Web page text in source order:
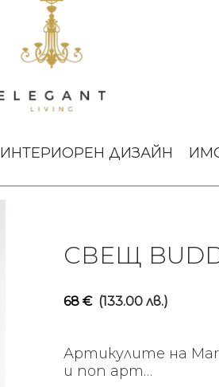
ИНТЕРИОРЕН ДИЗАЙН
СВЕЩ
68 € (133.00 лв.)
Артикулите на
и поп арт…